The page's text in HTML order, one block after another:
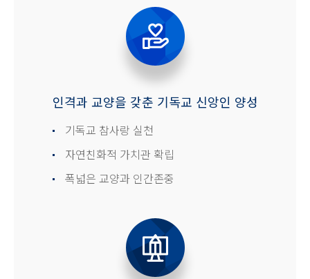
인격과 교양을 갖춘 기독교 신앙인 양성
기독교 참사랑 실천
자연친화적 가치관 확립
폭넓은 교양과 인간존중